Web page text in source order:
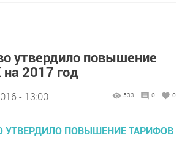
утвердило повышение
2017 год
- 13:00 533 0 0